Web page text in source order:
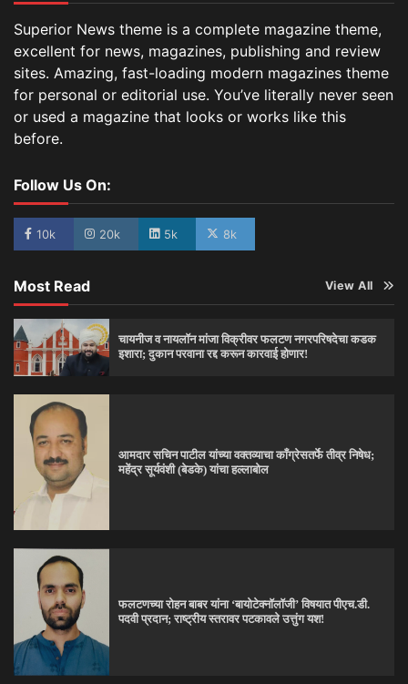
Superior News theme is a complete magazine theme,
excellent for news, magazines, publishing and review
sites. Amazing, fast-loading modern magazines theme
for personal or editorial use. You’ve literally never seen
or used a magazine that looks or works like this
before.
Follow Us On:
10k 20k 5k 8k
Most Read View All
चायनीज व नायलॉन मांजा विक्रीवर फलटण नगरपरिषदेचा कडक
इशारा; दुकान परवाना रद्द करून कारवाई होणार!
आमदार सचिन पाटील यांच्या वक्तव्याचा काँग्रेसतर्फे तीव्र निषेध;
महेंद्र सूर्यवंशी (बेडके) यांचा हल्लाबोल
फलटणच्या रोहन बाबर यांना ‘बायोटेक्नॉलॉजी’ विषयात पीएच.डी.
पदवी प्रदान; राष्ट्रीय स्तरावर पटकावले उत्तुंग यश!